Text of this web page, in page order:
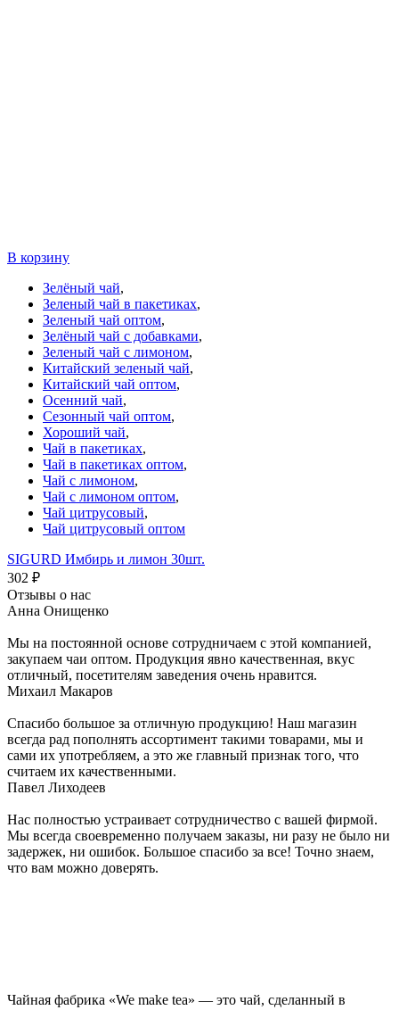
В корзину
Зелёный чай,
Зеленый чай в пакетиках,
Зеленый чай оптом,
Зелёный чай с добавками,
Зеленый чай с лимоном,
Китайский зеленый чай,
Китайский чай оптом,
Осенний чай,
Сезонный чай оптом,
Хороший чай,
Чай в пакетиках,
Чай в пакетиках оптом,
Чай с лимоном,
Чай с лимоном оптом,
Чай цитрусовый,
Чай цитрусовый оптом
SIGURD Имбирь и лимон 30шт.
302 ₽
Отзывы о нас
Анна Онищенко
Мы на постоянной основе сотрудничаем с этой компанией,
закупаем чаи оптом. Продукция явно качественная, вкус
отличный, посетителям заведения очень нравится.
Михаил Макаров
Спасибо большое за отличную продукцию! Наш магазин
всегда рад пополнять ассортимент такими товарами, мы и
сами их употребляем, а это же главный признак того, что
считаем их качественными.
Павел Лиходеев
Нас полностью устраивает сотрудничество с вашей фирмой.
Мы всегда своевременно получаем заказы, ни разу не было ни
задержек, ни ошибок. Большое спасибо за все! Точно знаем,
что вам можно доверять.
Чайная фабрика «We make tea» — это чай, сделанный в